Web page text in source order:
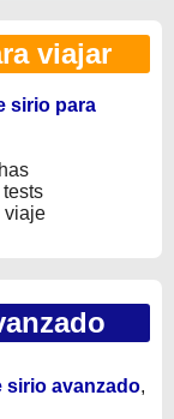
viajar
sirio para
viaje
sirio avanzado,